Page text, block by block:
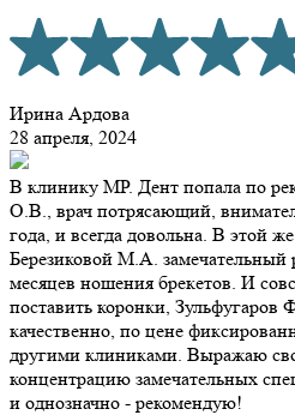
Ирина Ардова
28 апреля, 2024
В клинику МР. Дент попала по
О.В., врач потрясающий,
года, и всегда довольна. В этой
Березиковой М.А. замечательный
месяцев ношения брекетов. И
поставить коронки, Зульфугаров
качественно, по цене
другими клиниками. Выражаю
концентрацию замечательных
и однозначно - рекомендую!